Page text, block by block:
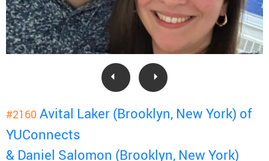
#2160 Avital Laker (Brooklyn, New York) of
YUConnects
& Daniel Salomon (Brooklyn, New York)